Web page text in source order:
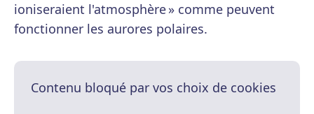
ioniseraient l'atmosphère » comme peuvent
fonctionner les aurores polaires.
Contenu bloqué par vos choix de cookies